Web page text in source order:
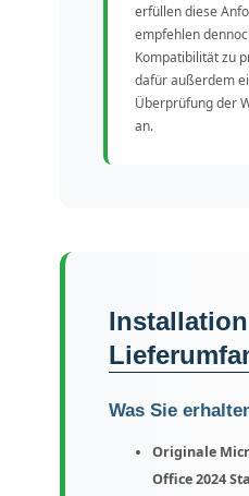
erfüllen diese
empfehlen
Kompatibilität zu
dafür außerdem
Überprüfung der
an.
Was Sie
Originale
Office 2024